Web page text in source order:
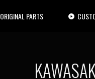
ORIGINAL PARTS